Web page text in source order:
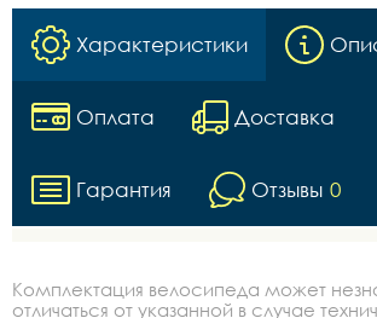
Характеристики
Оплата Доставка
Гарантия Отзывы 0
Комплектация велосипеда может
отличаться от указанной в случае